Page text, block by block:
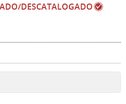
DESCATALOGADO